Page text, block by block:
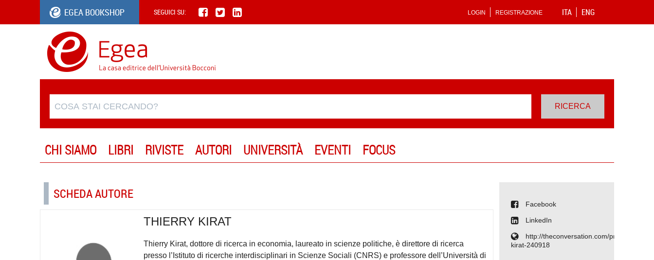
EGEA BOOKSHOP SEGUICI SU: ITA ENG
LOGIN REGISTRAZIONE
CHI SIAMO LIBRI RIVISTE AUTORI UNIVERSITÀ EVENTI FOCUS
SCHEDA AUTORE
THIERRY KIRAT
Thierry Kirat, dottore di ricerca in economia, laureato in scienze politiche, è direttore di ricerca
presso l’Istituto di ricerche interdisciplinari in Scienze Sociali (CNRS) e professore dell’Università di
Facebook
LinkedIn
http://theconversation.com/profiles/
kirat-240918